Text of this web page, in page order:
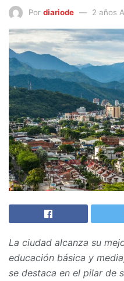
Por diariode 2 años
La ciudad alcanza su
educación básica y
se destaca en el pilar de